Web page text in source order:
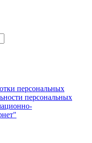
персональных
персональных